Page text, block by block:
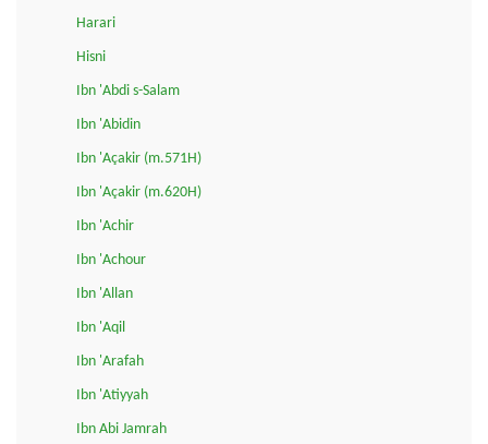
Harari
Hisni
Ibn 'Abdi s-Salam
Ibn 'Abidin
Ibn 'Açakir (m.571H)
Ibn 'Açakir (m.620H)
Ibn 'Achir
Ibn 'Achour
Ibn 'Allan
Ibn 'Aqil
Ibn 'Arafah
Ibn 'Atiyyah
Ibn Abi Jamrah